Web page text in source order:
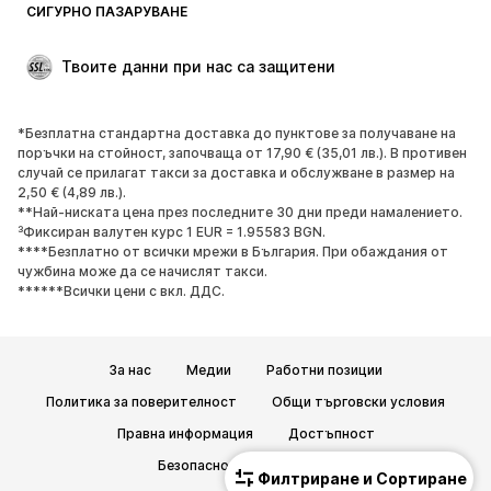
Филтриране и Сортиране
ОБУВКИ
НОВО
Отворени обувки
ЕКСКЛУЗИВНО
СПОРТ
Спортно облекло
Видове спорт
Спортни обувки
Спортни чанти
НОВО
Шапки, шапки с козирка и
Чанти и раници
Бижута
СИГУРНО ПАЗАРУВАНЕ
Твоите данни при нас са защитени
*Безплатна стандартна доставка до пунктове за получаване на
поръчки на стойност, започваща от 17,90 € (35,01 лв.). В противен
случай се прилагат такси за доставка и обслужване в размер на
2,50 € (4,89 лв.).
**Най-ниската цена през последните 30 дни преди намалението.
³Фиксиран валутен курс 1 EUR = 1.95583 BGN.
****Безплатно от всички мрежи в България. При обаждания от
чужбина може да се начислят такси.
******Всички цени с вкл. ДДС.
За нас Медии
Работни позиции
Политика за поверителност
Общи търговски условия
Правна информация
Достъпност
Безопасност на продукта